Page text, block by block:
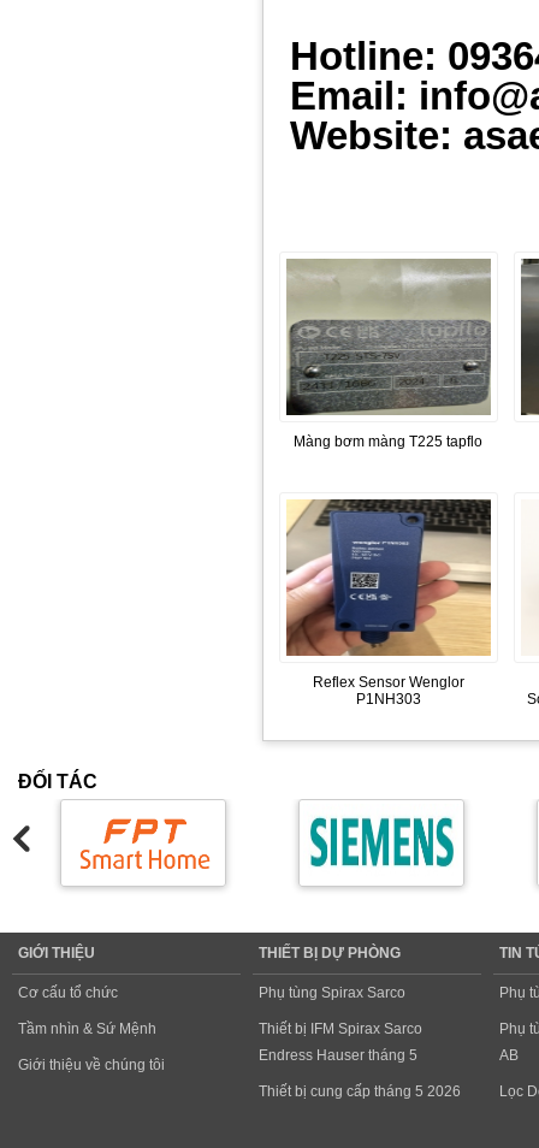
Hotline:
Email:
Website:
Màng bơm màng T225 tapflo
Reflex Sensor Wenglor
P1NH303
ĐỐI TÁC
GIỚI THIỆU
Cơ cấu tổ chức
Tầm nhìn & Sứ Mệnh
Giới thiệu về chúng tôi
THIẾT BỊ DỰ PHÒNG
Phụ tùng Spirax Sarco
Thiết bị IFM Spirax Sarco
Endress Hauser tháng 5
Thiết bị cung cấp tháng 5 2026
TIN
Phụ
Phụ
AB
Lọc